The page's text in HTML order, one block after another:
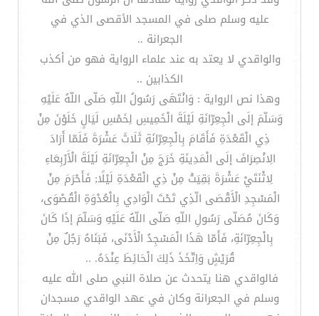
عليه وسلم صلى في المسجد الأقصى الذي في
الجعرانة ..
والواقدي لا يعتد به عند علماء الرواية فهو من أكذب
الكذابين ..
وهذا نص الرواية : وَانْتَهَى رَسُولُ اللّهِ صَلّى اللّهُ عَلَيْهِ
وَسَلّمَ إلَى الْجِعِرّانَةِ لَيْلَةَ الْخَمِيسِ لِخَمْسِ لَيَالٍ خَلَوْنَ مِنْ
ذِي الْقَعْدَةِ فَأَقَامَ بِالْجِعِرّانَةِ ثَلَاثَ عَشْرَةَ فَلَمّا أَرَادَ
الِانْصِرَافَ إلَى الْمَدِينَةِ خَرَجَ مِنْ الْجِعِرّانَةِ لَيْلَةَ الْأَرْبِعَاءِ
لِاثْنَتَيْ عَشْرَةَ بَقِيَتْ مِنْ ذِي الْقَعْدَةِ لَيْلًا; فَأَحْرَمَ مِنْ
الْمَسْجِدِ الْأَقْصَى الّذِي تَحْتَ الْوَادِي بِالْعُدْوَةِ الْقُصْوَى،
وَكَانَ مُصَلّى رَسُولِ اللّهِ صَلّى اللّهُ عَلَيْهِ وَسَلّمَ إذَا كَانَ
بِالْجِعِرّانَةِ، فَأَمّا هَذَا الْمَسْجِدُ الْأَدْنَى، فَبَنَاهُ رَجُلٌ مِنْ
قُرَيْشٍ وَاِتّخَذَ ذَلِكَ الْحَائِطَ عِنْدَهُ. ..
فالواقدي هنا يتحدث عن صلاة النبي صلى الله عليه
وسلم في الجعرانة وكان في عهد الواقدي مسجدان